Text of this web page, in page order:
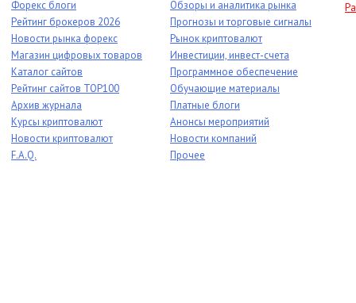
Форекс блоги
Рейтинг брокеров 2026
Новости рынка форекс
Магазин цифровых товаров
Каталог сайтов
Рейтинг сайтов TOP100
Архив журнала
Курсы криптовалют
Новости криптовалют
F.A.Q.
Обзоры и аналитика рынка
Прогнозы и торговые сигналы
Рынок криптовалют
Инвестиции, инвест-счета
Программное обеспечение
Обучающие материалы
Платные блоги
Анонсы мероприятий
Новости компаний
Прочее